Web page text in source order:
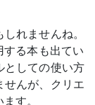
れませんね。
る本も出てい
としての使い方
んが、クリエ
す。